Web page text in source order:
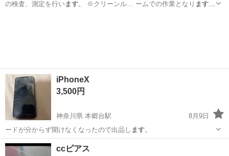
の検査、測定を行います 。 ※クリーンル… ームでの作業となり ます。
iPhoneX
3,500円
神奈川県 本郷台駅
8月9日
ードが分からず開けなくなったので出品し ます。
神奈川 横浜市 本郷台駅
ccピアス